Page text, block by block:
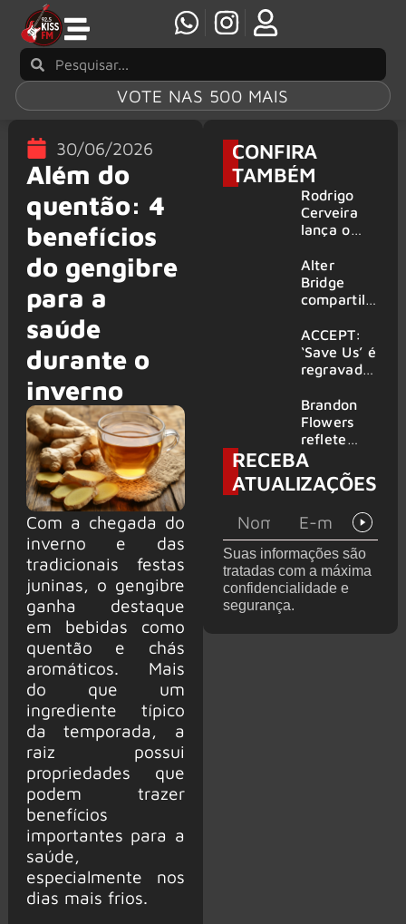
VOTE NAS 500 MAIS
30/06/2026
Além do
quentão: 4
benefícios
do gengibre
para a
saúde
durante o
inverno
Com a chegada do
inverno e das
tradicionais festas
juninas, o gengibre
ganha destaque
em bebidas como
quentão e chás
aromáticos. Mais
do que um
ingrediente típico
da temporada, a
raiz possui
propriedades que
podem trazer
benefícios
importantes para a
saúde,
especialmente nos
dias mais frios.
CONFIRA
TAMBÉM
Rodrigo
Cerveira
lança o
Searcher”
Alter
Bridge
compartilh
vivo de
“Fortress”
gravada
am Ring
2026
ACCEPT:
‘Save Us’ é
regravada
membros
do GHOST
e KORN
Brandon
Flowers
reflete
sobre o
futuro e
levanta
de de
deixar os
palcos
RECEBA
ATUALIZAÇÕES
Suas informações são
tratadas com a máxima
confidencialidade e
segurança.